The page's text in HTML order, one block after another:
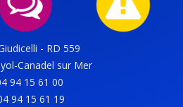
- RD 559
Canadel sur Mer
94 15 61 00
94 15 61 19